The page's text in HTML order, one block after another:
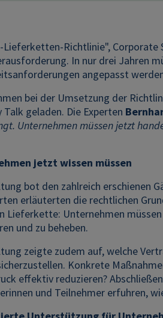
Lieferketten-Richtlinie",
In nur drei Jahren
angepasst
bei der Umsetzung der
geladen. Die Experten
Unternehmen müssen jetzt
jetzt wissen müssen
bot den zahlreich erschienen
erläuterten die rechtlichen
Lieferkette: Unternehmen
und zu beheben.
zeigte zudem auf, welche
Konkrete
effektiv reduzieren?
und Teilnehmer erfuhren,